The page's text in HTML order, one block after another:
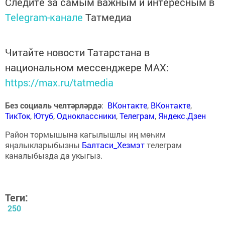
Telegram-канале Татмедиа
Читайте новости Татарстана в
национальном мессенджере MАХ:
https://max.ru/tatmedia
Без социаль челтәрләрдә: ВКонтакте, ВКонтакте,
ТикТок, Ютуб,Одноклассники,Телеграм, Яндекс.Дзен
Район тормышына кагылышлы иң мөһим
яңалыкларыбызны Балтаси_Хезмэттелеграм
каналыбызда да укыгыз.
Теги:
250